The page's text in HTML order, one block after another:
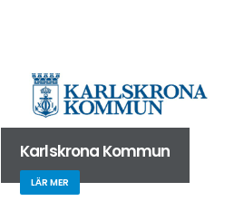
Karlskrona Kommun
LÄR MER